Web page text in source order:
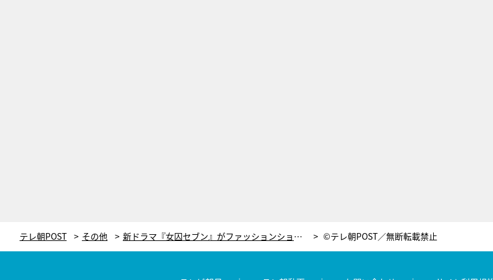
テレ朝POST その他 新ドラマ『女囚セブン』がファッションショー開催！剛力彩芽らが個性豊かにピンクに輝く ©テレ朝POST／無断転載禁止